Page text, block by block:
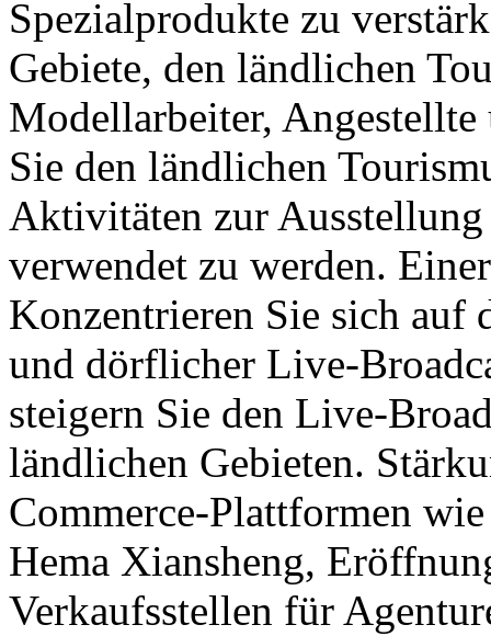
Spezialprodukte zu
Gebiete, den ländlichen
Modellarbeiter, Angestellte
Sie den ländlichen
Aktivitäten zur
verwendet zu werden.
Konzentrieren Sie sich auf
und dörflicher Live-
steigern Sie den Live-
ländlichen Gebieten.
Commerce-Plattformen
Hema Xiansheng,
Verkaufsstellen für